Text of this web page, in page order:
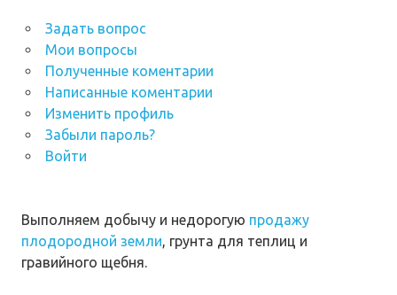
Задать вопрос
Мои вопросы
Полученные коментарии
Написанные коментарии
Изменить профиль
Забыли пароль?
Войти
Выполняем добычу и недорогую продажу
плодородной земли, грунта для теплиц и
гравийного щебня.